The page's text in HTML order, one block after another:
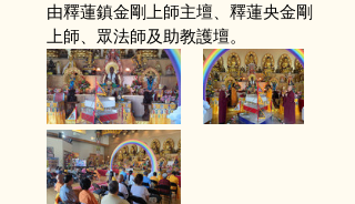
由釋蓮鎮金剛上師主壇、釋蓮央金剛
上師、眾法師及助教護壇。